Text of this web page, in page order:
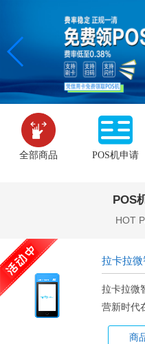
全部商品 POS机申请
POS
HOT
拉卡拉
拉卡拉微
营新时代
商